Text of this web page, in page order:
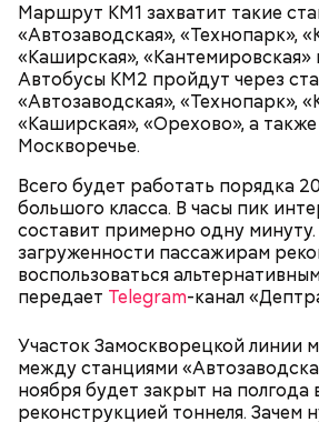
Маршрут КМ1 захватит такие
«Автозаводская», «Технопарк»,
«Каширская»,
Автобусы КМ2 пройдут через
«Автозаводская», «Технопарк»,
«Каширская», «Орехово», а
Москворечье.
Всего будет работать порядка
большого класса. В часы пик
составит примерно одну минуту.
загруженности пассажирам
воспользоваться
передает Telegram-канал
Участок Замоскворецкой линии
между станциями
ноября будет закрыт на полгода
реконструкцией тоннеля. Зачем
Внутри Мавзолея находится
покоится тело Ленина. Он
красных тонах. Тело Владимира
которые придают коже
позволяет Ленину выглядеть
Также в саркофаге постоянно
температурой +16 градусов.
запрещено фотографировать
снимать на видео.
— В пассажирах не терплю
принципе, все. А так я
говорит с улыбкой Владимир, 45
сильно, — сказал Иван, 19 лет.